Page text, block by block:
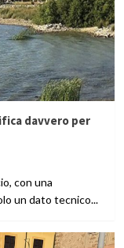
davvero per
con una
un dato tecnico...